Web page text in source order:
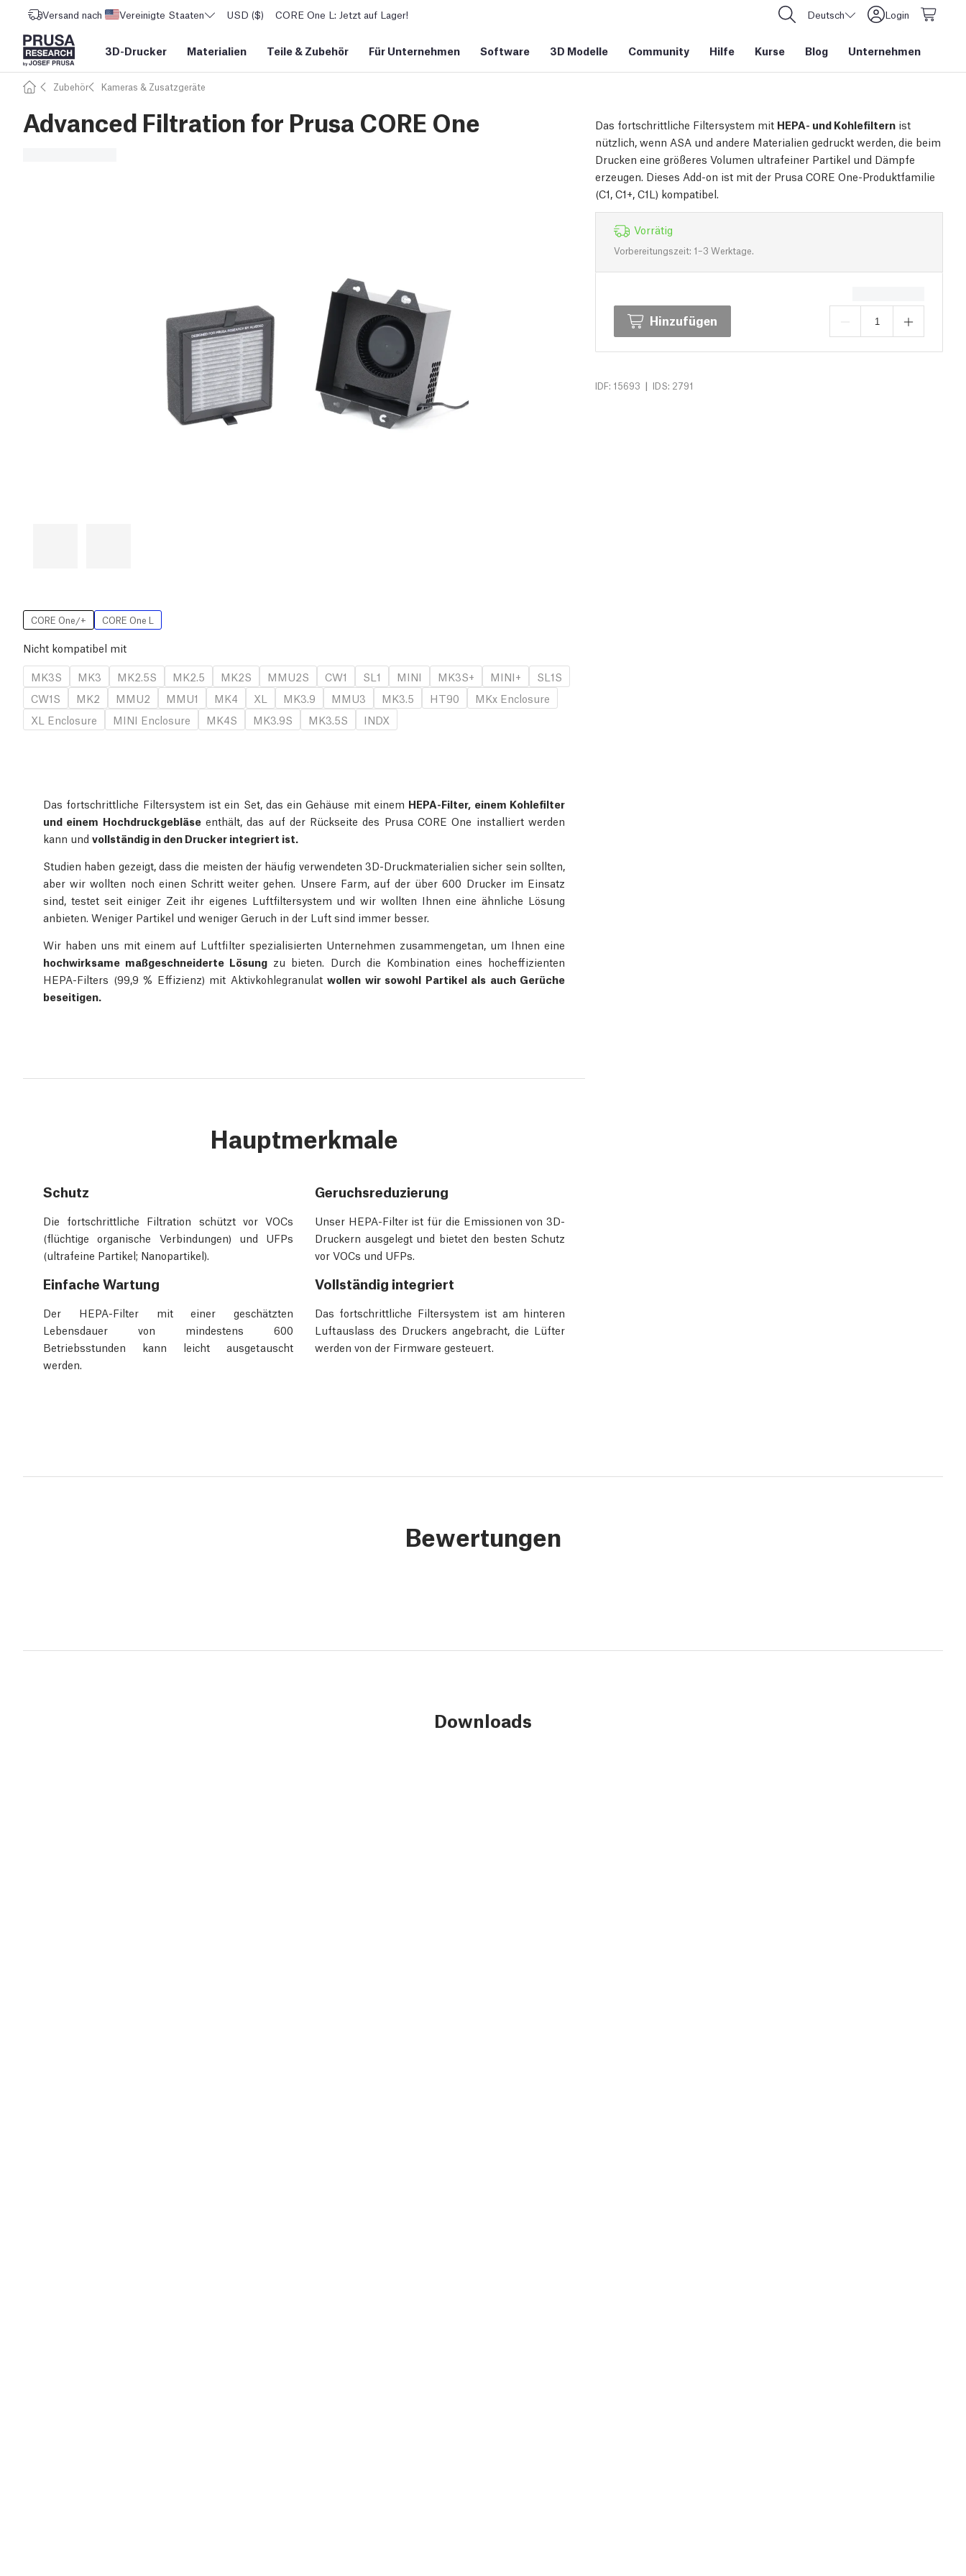
Versand nach Vereinigte Staaten USD ($) CORE One L: Jetzt auf Lager! Deutsch Login
3D-Drucker Materialien Teile & Zubehör Für Unternehmen Software 3D Modelle Community Hilfe Kurse Blog Unternehmen
Zubehör Kameras & Zusatzgeräte
Advanced Filtration for Prusa CORE One Das fortschrittliche Filtersystem mit HEPA- und Kohlefiltern ist
nützlich, wenn ASA und andere Materialien gedruckt werden, die beim
Drucken eine größeres Volumen ultrafeiner Partikel und Dämpfe
erzeugen. Dieses Add-on ist mit der Prusa CORE One-Produktfamilie
(C1, C1+, C1L) kompatibel.
Vorrätig
Vorbereitungszeit: 1–3 Werktage.
Hinzufügen
IDF: 15693 | IDS: 2791
CORE One/+ CORE One L
Nicht kompatibel mit
MK3S
MK3 MK2.5S MK2.5 MK2S MMU2S CW1 SL1 MINI MK3S+ MINI+
SL1S
CW1S
MK2 MMU2 MMU1 MK4 XL MK3.9 MMU3 MK3.5 HT90
MKx Enclosure
XL Enclosure
MINI Enclosure MK4S MK3.9S MK3.5S INDX
Das fortschrittliche Filtersystem ist ein Set, das ein Gehäuse mit einem HEPA-Filter, einem Kohlefilter
und einem Hochdruckgebläseenthält, das auf der Rückseite des Prusa CORE One installiert werden
kann und vollständig in den Drucker integriert ist.
Studien haben gezeigt, dass die meisten der häufig verwendeten 3D-Druckmaterialien sicher sein sollten,
aber wir wollten noch einen Schritt weiter gehen. Unsere Farm, auf der über 600 Drucker im Einsatz
sind, testet seit einiger Zeit ihr eigenes Luftfiltersystem und wir wollten Ihnen eine ähnliche Lösung
anbieten. Weniger Partikel und weniger Geruch in der Luft sind immer besser.
Wir haben uns mit einem auf Luftfilter spezialisierten Unternehmen zusammengetan, um Ihnen eine
hochwirksame maßgeschneiderte Lösung zu bieten. Durch die Kombination eines hocheffizienten
HEPA-Filters (99,9 % Effizienz) mit Aktivkohlegranulat wollen wir sowohl Partikel als auch Gerüche
beseitigen.
Hauptmerkmale
Schutz
Die fortschrittliche Filtration schützt vor VOCs
(flüchtige organische Verbindungen) und UFPs
(ultrafeine Partikel; Nanopartikel).
Geruchsreduzierung
Unser HEPA-Filter ist für die Emissionen von 3D-
Druckern ausgelegt und bietet den besten Schutz
vor VOCs und UFPs.
Einfache Wartung
Der HEPA-Filter mit einer geschätzten
Lebensdauer von mindestens 600
Betriebsstunden kann leicht ausgetauscht
werden.
Vollständig integriert
Das fortschrittliche Filtersystem ist am hinteren
Luftauslass des Druckers angebracht, die Lüfter
werden von der Firmware gesteuert.
Bewertungen
Downloads